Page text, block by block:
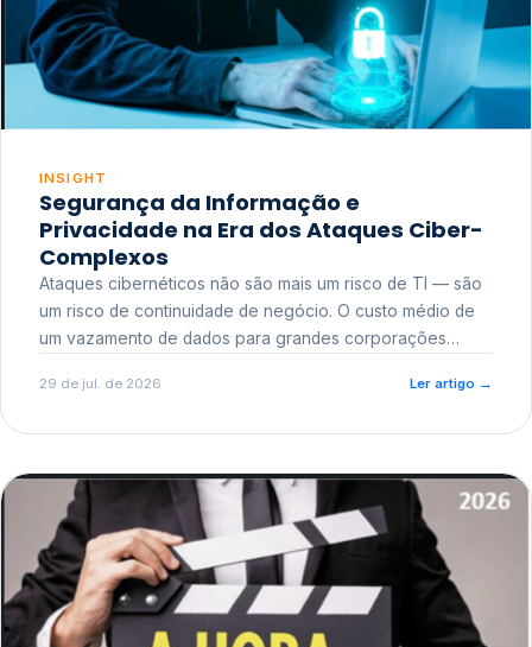
INSIGHT
Segurança da Informação e
Privacidade na Era dos Ataques Ciber-
Complexos
Ataques cibernéticos não são mais um risco de TI — são
um risco de continuidade de negócio. O custo médio de
um vazamento de dados para grandes corporações
reputacional e o risco regulatório junto a órgãos como a
29 de jul. de 2026 Ler artigo →